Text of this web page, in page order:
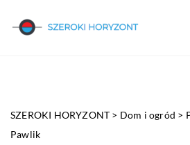
SZEROKI HORYZONT > Dom i ogród >
Pawlik